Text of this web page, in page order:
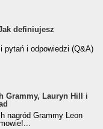
definiujesz
pytań i odpowiedzi (Q&A)
Grammy, Lauryn Hill i
nagród Grammy Leon